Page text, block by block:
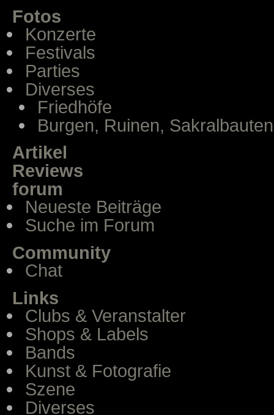
Fotos
Konzerte
Festivals
Parties
Diverses
Friedhöfe
Burgen, Ruinen, Sakralbauten
Artikel
Reviews
forum
Neueste Beiträge
Suche im Forum
Community
Chat
Links
Clubs & Veranstalter
Shops & Labels
Bands
Kunst & Fotografie
Szene
Diverses